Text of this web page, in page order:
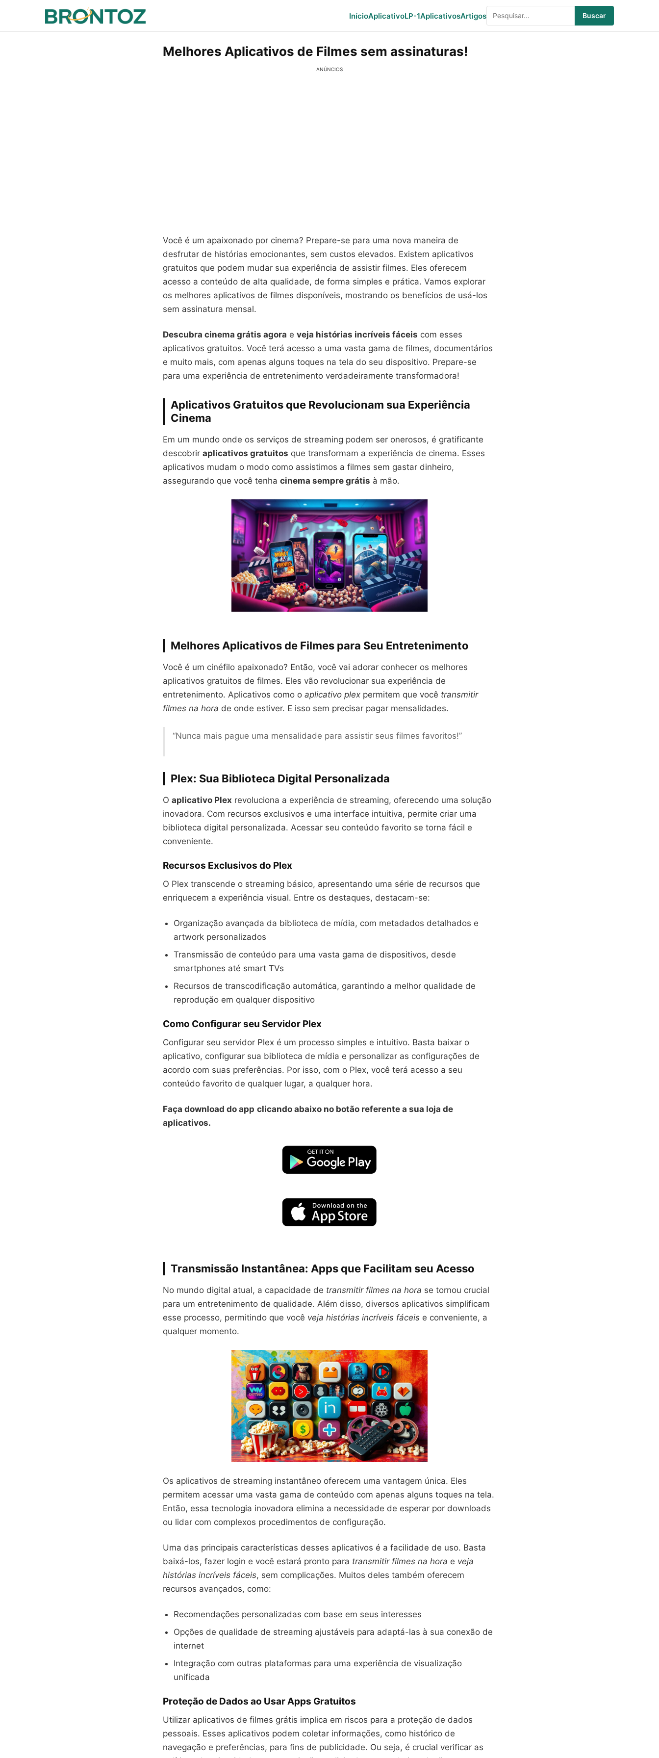
InícioAplicativoLP-1AplicativosArtigos Buscar
Melhores Aplicativos de Filmes sem assinaturas!
ANÚNCIOS
Você é um apaixonado por cinema? Prepare-se para uma nova maneira de
desfrutar de histórias emocionantes, sem custos elevados. Existem aplicativos
gratuitos que podem mudar sua experiência de assistir filmes. Eles oferecem
acesso a conteúdo de alta qualidade, de forma simples e prática. Vamos explorar
os melhores aplicativos de filmes disponíveis, mostrando os benefícios de usá-los
sem assinatura mensal.
Descubra cinema grátis agora e veja histórias incríveis fáceis com esses
aplicativos gratuitos. Você terá acesso a uma vasta gama de filmes, documentários
e muito mais, com apenas alguns toques na tela do seu dispositivo. Prepare-se
para uma experiência de entretenimento verdadeiramente transformadora!
Aplicativos Gratuitos que Revolucionam sua Experiência
Cinema
Em um mundo onde os serviços de streaming podem ser onerosos, é gratificante
descobrir aplicativos gratuitos que transformam a experiência de cinema. Esses
aplicativos mudam o modo como assistimos a filmes sem gastar dinheiro,
assegurando que você tenha cinema sempre grátis à mão.
Melhores Aplicativos de Filmes para Seu Entretenimento
Você é um cinéfilo apaixonado? Então, você vai adorar conhecer os melhores
aplicativos gratuitos de filmes. Eles vão revolucionar sua experiência de
entretenimento. Aplicativos como o aplicativo plex permitem que você transmitir
filmes na hora de onde estiver. E isso sem precisar pagar mensalidades.
“Nunca mais pague uma mensalidade para assistir seus filmes favoritos!”
Plex: Sua Biblioteca Digital Personalizada
O aplicativo Plex revoluciona a experiência de streaming, oferecendo uma solução
inovadora. Com recursos exclusivos e uma interface intuitiva, permite criar uma
biblioteca digital personalizada. Acessar seu conteúdo favorito se torna fácil e
conveniente.
Recursos Exclusivos do Plex
O Plex transcende o streaming básico, apresentando uma série de recursos que
enriquecem a experiência visual. Entre os destaques, destacam-se:
Organização avançada da biblioteca de mídia, com metadados detalhados e
artwork personalizados
Transmissão de conteúdo para uma vasta gama de dispositivos, desde
smartphones até smart TVs
Recursos de transcodificação automática, garantindo a melhor qualidade de
reprodução em qualquer dispositivo
Como Configurar seu Servidor Plex
Configurar seu servidor Plex é um processo simples e intuitivo. Basta baixar o
aplicativo, configurar sua biblioteca de mídia e personalizar as configurações de
acordo com suas preferências. Por isso, com o Plex, você terá acesso a seu
conteúdo favorito de qualquer lugar, a qualquer hora.
Faça download do app clicando abaixo no botão referente a sua loja de
aplicativos.
Transmissão Instantânea: Apps que Facilitam seu Acesso
No mundo digital atual, a capacidade de transmitir filmes na hora se tornou crucial
para um entretenimento de qualidade. Além disso, diversos aplicativos simplificam
esse processo, permitindo que você veja histórias incríveis fáceis e conveniente, a
qualquer momento.
Os aplicativos de streaming instantâneo oferecem uma vantagem única. Eles
permitem acessar uma vasta gama de conteúdo com apenas alguns toques na tela.
Então, essa tecnologia inovadora elimina a necessidade de esperar por downloads
ou lidar com complexos procedimentos de configuração.
Uma das principais características desses aplicativos é a facilidade de uso. Basta
baixá-los, fazer login e você estará pronto para transmitir filmes na hora e veja
histórias incríveis fáceis, sem complicações. Muitos deles também oferecem
recursos avançados, como:
Recomendações personalizadas com base em seus interesses
Opções de qualidade de streaming ajustáveis para adaptá-las à sua conexão de
internet
Integração com outras plataformas para uma experiência de visualização
unificada
Proteção de Dados ao Usar Apps Gratuitos
Utilizar aplicativos de filmes grátis implica em riscos para a proteção de dados
pessoais. Esses aplicativos podem coletar informações, como histórico de
navegação e preferências, para fins de publicidade. Ou seja, é crucial verificar as